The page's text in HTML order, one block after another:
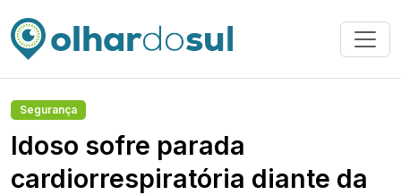
Segurança
Idoso sofre parada
cardiorrespiratória diante da